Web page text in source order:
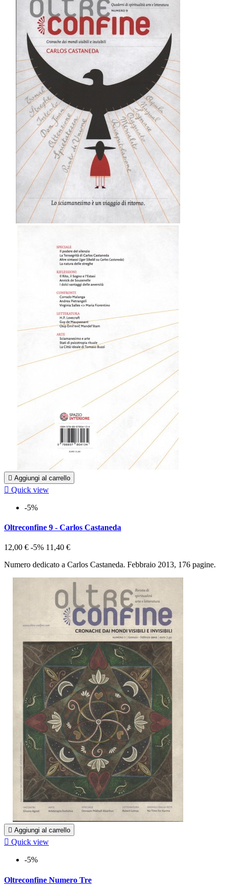
 Aggiungi al carrello
 Quick view
-5%
Oltreconfine 9 - Carlos Castaneda
12,00 € -5% 11,40 €
Numero dedicato a Carlos Castaneda. Febbraio 2013, 176 pagine.
 Aggiungi al carrello
 Quick view
-5%
Oltreconfine Numero Tre